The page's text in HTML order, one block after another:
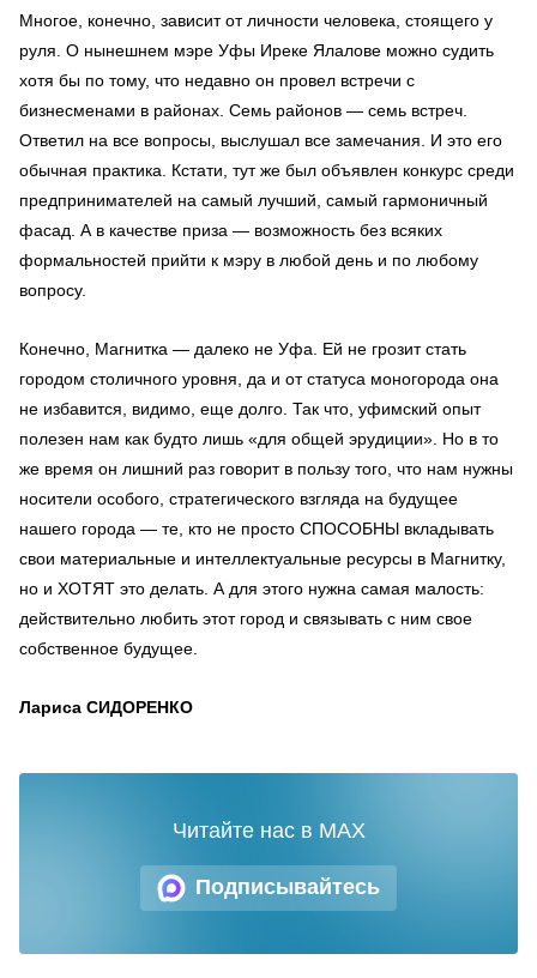
Многое, конечно, зависит от личности человека, стоящего у
руля. О нынешнем мэре Уфы Иреке Ялалове можно судить
хотя бы по тому, что недавно он провел встречи с
бизнесменами в районах. Семь районов — семь встреч.
Ответил на все вопросы, выслушал все замечания. И это его
обычная практика. Кстати, тут же был объявлен конкурс среди
предпринимателей на самый лучший, самый гармоничный
фасад. А в качестве приза — возможность без всяких
формальностей прийти к мэру в любой день и по любому
вопросу.
Конечно, Магнитка — далеко не Уфа. Ей не грозит стать
городом столичного уровня, да и от статуса моногорода она
не избавится, видимо, еще долго. Так что, уфимский опыт
полезен нам как будто лишь «для общей эрудиции». Но в то
же время он лишний раз говорит в пользу того, что нам нужны
носители особого, стратегического взгляда на будущее
нашего города — те, кто не просто СПОСОБНЫ вкладывать
свои материальные и интеллектуальные ресурсы в Магнитку,
но и ХОТЯТ это делать. А для этого нужна самая малость:
действительно любить этот город и связывать с ним свое
собственное будущее.
Лариса СИДОРЕНКО
Подписывайтесь
Читайте нас в MAX